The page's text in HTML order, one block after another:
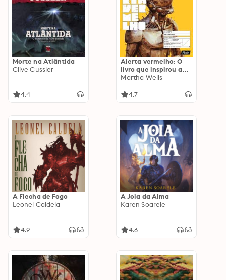
Morte na Atlântida
Clive Cussler
4.4
Alerta vermelho: O
livro que inspirou a
série Diários de um
Martha Wells
4.7
A Flecha de Fogo
Leonel Caldela
4.9
A Joia da Alma
Karen Soarele
4.6